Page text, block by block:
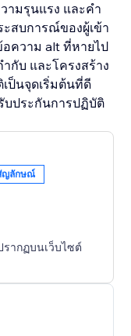
ามรุนแรง และคำ
ะสบการณ์ของผู้เข้า
ความ alt ที่หายไป
กับ และโครงสร้าง
ป็นจุดเริ่มต้นที่ดี
บประกันการปฏิบัติ
ญลักษณ์
ากฏบนเว็บไซต์